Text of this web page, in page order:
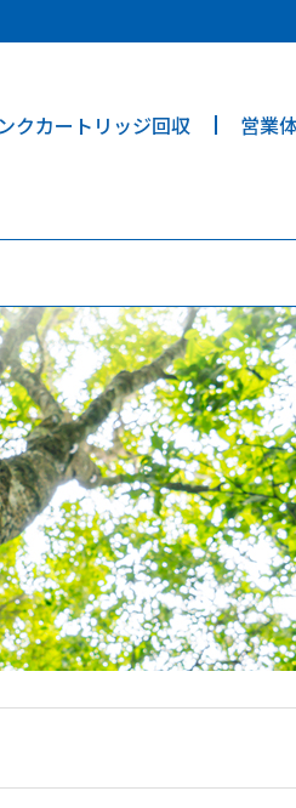
クカートリッジ回収 営業
seriously. Please see our